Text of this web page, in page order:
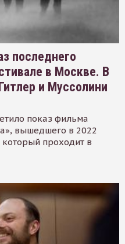
последнего
в Москве. В
и Муссолини
показ фильма
вышедшего в 2022
проходит в